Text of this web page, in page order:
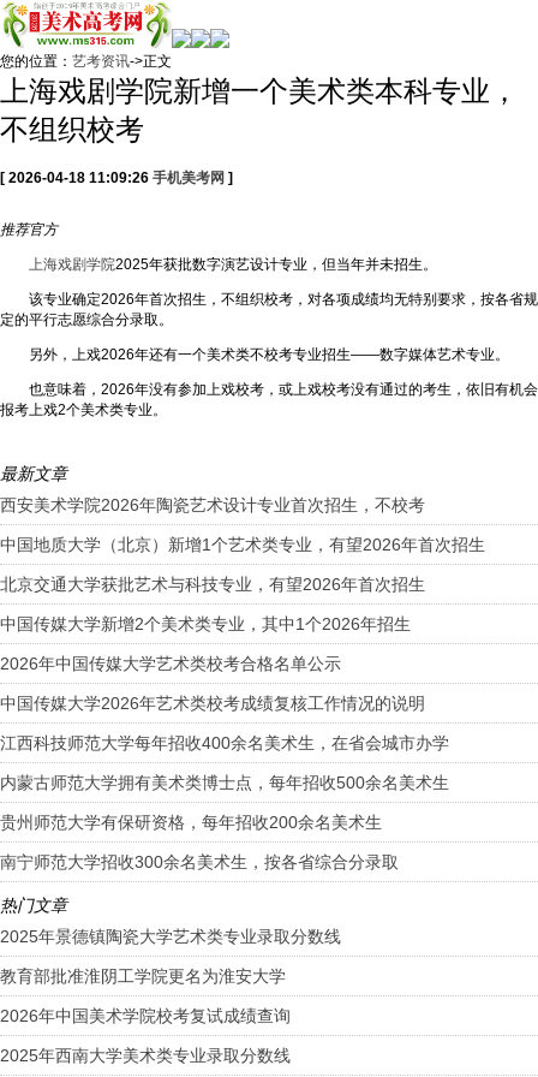
您的位置： 艺考资讯->正文
上海戏剧学院新增一个美术类本科专业，
不组织校考
[ 2026-04-18 11:09:26 手机美考网 ]
推荐官方
上海戏剧学院2025年获批数字演艺设计专业，但当年并未招生。
该专业确定2026年首次招生，不组织校考，对各项成绩均无特别要求，按各省规
定的平行志愿综合分录取。
另外，上戏2026年还有一个美术类不校考专业招生——数字媒体艺术专业。
也意味着，2026年没有参加上戏校考，或上戏校考没有通过的考生，依旧有机会
报考上戏2个美术类专业。
最新文章
西安美术学院2026年陶瓷艺术设计专业首次招生，不校考
中国地质大学（北京）新增1个艺术类专业，有望2026年首次招生
北京交通大学获批艺术与科技专业，有望2026年首次招生
中国传媒大学新增2个美术类专业，其中1个2026年招生
2026年中国传媒大学艺术类校考合格名单公示
中国传媒大学2026年艺术类校考成绩复核工作情况的说明
江西科技师范大学每年招收400余名美术生，在省会城市办学
内蒙古师范大学拥有美术类博士点，每年招收500余名美术生
贵州师范大学有保研资格，每年招收200余名美术生
南宁师范大学招收300余名美术生，按各省综合分录取
热门文章
2025年景德镇陶瓷大学艺术类专业录取分数线
教育部批准淮阴工学院更名为淮安大学
2026年中国美术学院校考复试成绩查询
2025年西南大学美术类专业录取分数线